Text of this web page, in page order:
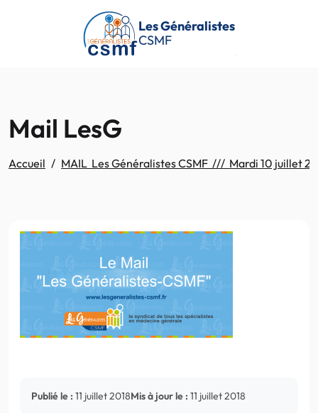
Passer au contenu principal
Les Généralistes
CSMF
Mail LesG
Accueil MAIL Les Généralistes CSMF /// Mardi 10 juillet
Publié le : 11 juillet 2018Mis à jour le : 11 juillet 2018